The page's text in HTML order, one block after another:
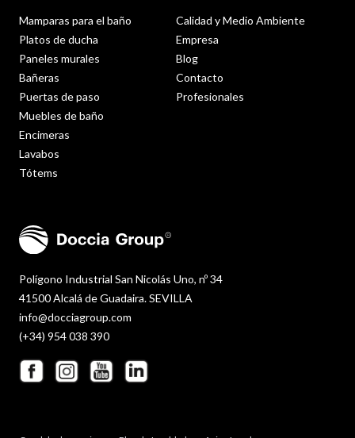
Polígono Industrial San Nicolás Uno, nº 34
41500 Alcalá de Guadaira. SEVILLA
info@docciagroup.com
(+34) 954 038 390
Mamparas para el baño
Platos de ducha
Paneles murales
Bañeras
Puertas de paso
Muebles de baño
Encimeras
Lavabos
Tótems
Calidad y Medio Ambiente
Empresa
Blog
Contacto
Profesionales